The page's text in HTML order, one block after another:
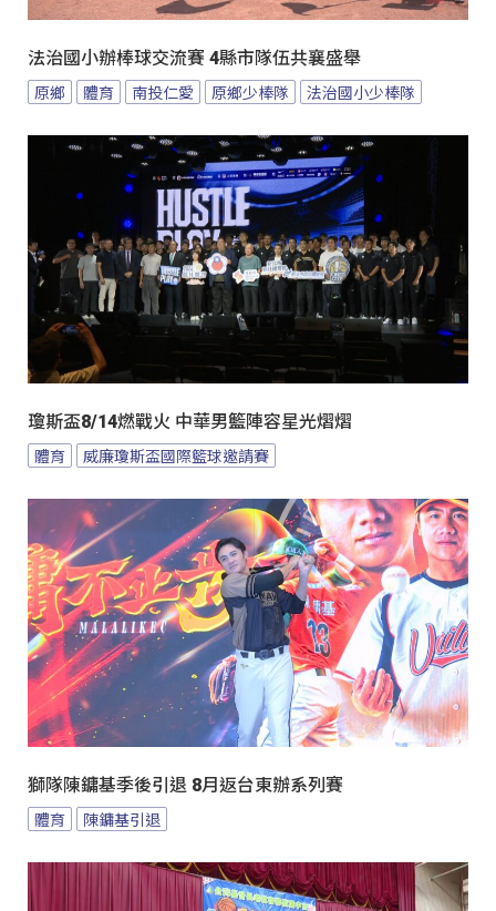
法治國小辦棒球交流賽 4縣市隊伍共襄盛舉
原鄉 體育 南投仁愛 原鄉少棒隊 法治國小少棒隊
瓊斯盃8/14燃戰火 中華男籃陣容星光熠熠
體育 威廉瓊斯盃國際籃球邀請賽
獅隊陳鏞基季後引退 8月返台東辦系列賽
體育 陳鏞基引退